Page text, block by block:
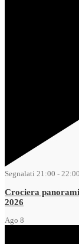
Segnalati 21:00 - 22:00
Crociera
2026
Ago 8